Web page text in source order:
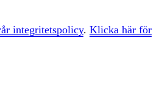
integritetspolicy. Klicka här för